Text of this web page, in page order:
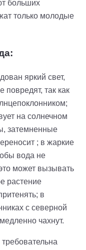
больших
только молодые
яркий свет,
повредят, так как
на солнечном
затемненные
; в жаркие
вода не
может вызывать
растение
в
с северной
чахнут.